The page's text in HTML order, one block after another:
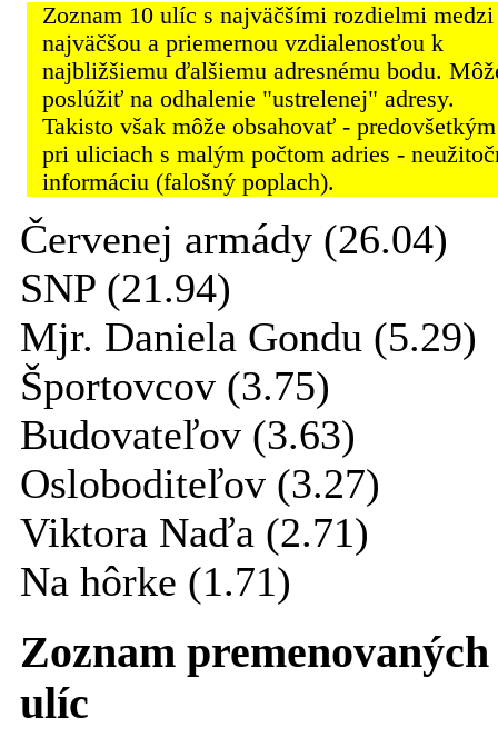
Zoznam 10 ulíc s najväčšími rozdielmi medzi
najväčšou a priemernou vzdialenosťou k
najbližšiemu ďalšiemu adresnému bodu.
poslúžiť na odhalenie "ustrelenej" adresy.
Takisto však môže obsahovať - predovšetkým
pri uliciach s malým počtom adries -
informáciu (falošný poplach).
Červenej armády (26.04)
SNP (21.94)
Mjr. Daniela Gondu (5.29)
Športovcov (3.75)
Budovateľov (3.63)
Osloboditeľov (3.27)
Viktora Naďa (2.71)
Na hôrke (1.71)
Zoznam premenovaných
ulíc